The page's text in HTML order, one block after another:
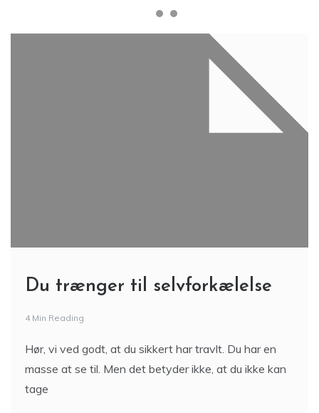
Du trænger til selvforkælelse
4 Min Reading
Hør, vi ved godt, at du sikkert har travlt. Du har en
masse at se til. Men det betyder ikke, at du ikke kan
tage